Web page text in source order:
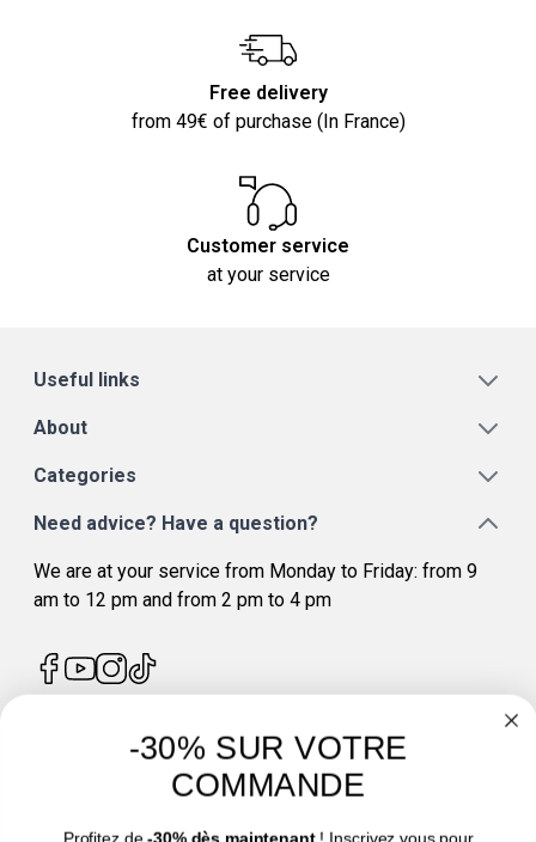
Free delivery
from 49€ of purchase (In France)
Customer service
at your service
Useful links
About
Categories
Need advice? Have a question?
We are at your service from Monday to Friday: from 9
am to 12 pm and from 2 pm to 4 pm
4.7/5
-30% SUR VOTRE
COMMANDE
Profitez de -30% dès maintenant! Inscrivez vous pour